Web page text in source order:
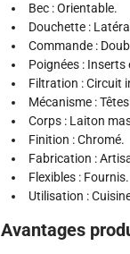
Bec : Orientable.
Douchette :
Commande :
Poignées :
Filtration : Circuit
Mécanisme :
Corps : Laiton
Finition : Chromé.
Fabrication :
Flexibles : Fournis.
Utilisation :
Avantages